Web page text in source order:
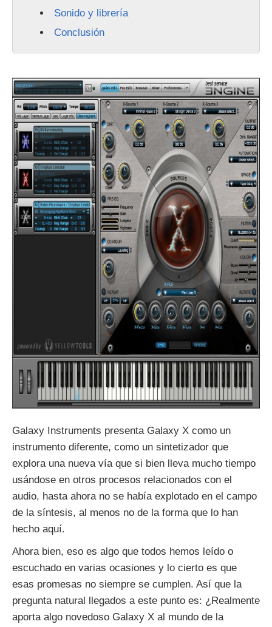
Sonido y librería
Conclusión
Galaxy Instruments presenta Galaxy X como un
instrumento diferente, como un sintetizador que
explora una nueva vía que si bien lleva mucho tiempo
usándose en otros procesos relacionados con el
audio, hasta ahora no se había explotado en el campo
de la síntesis, al menos no de la forma que lo han
hecho aquí.
Ahora bien, eso es algo que todos hemos leído o
escuchado en varias ocasiones y lo cierto es que
esas promesas no siempre se cumplen. Así que la
pregunta natural llegados a este punto es: ¿Realmente
aporta algo novedoso Galaxy X al mundo de la